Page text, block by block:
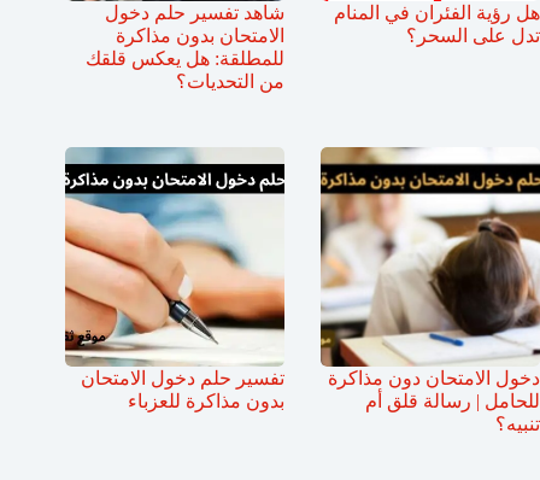
هل رؤية الفئران في المنام
تدل على السحر؟
شاهد تفسير حلم دخول
الامتحان بدون مذاكرة
للمطلقة: هل يعكس قلقك
من التحديات؟
دخول الامتحان دون مذاكرة
للحامل | رسالة قلق أم
تنبيه؟
تفسير حلم دخول الامتحان
بدون مذاكرة للعزباء